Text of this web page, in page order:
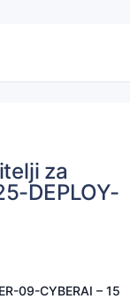
za
DEPLOY-
09-CYBERAI – 15